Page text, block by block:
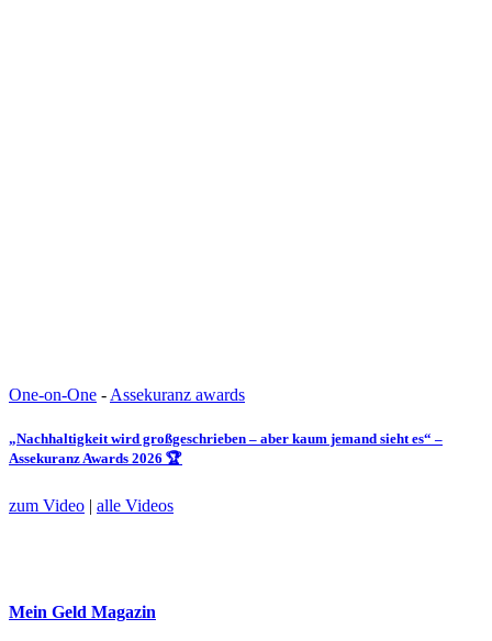
One-on-One -Assekuranz awards
„Nachhaltigkeit wird großgeschrieben – aber kaum jemand sieht es“ –
Assekuranz Awards 2026 🏆
zum Video | alle Videos
Mein Geld Magazin